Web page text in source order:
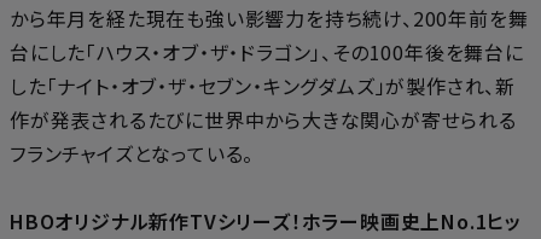
から年月を経た現在も強い影響力を持ち続け、200年前を舞
台にした「ハウス・オブ・ザ・ドラゴン」、その100年後を舞台に
した「ナイト・オブ・ザ・セブン・キングダムズ」が製作され、新
作が発表されるたびに世界中から大きな関心が寄せられる
フランチャイズとなっている。
HBOオリジナル新作TVシリーズ！ホラー映画史上No.1ヒッ